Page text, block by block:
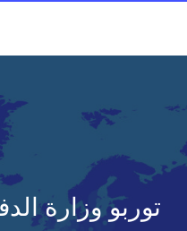
توربو وزارة